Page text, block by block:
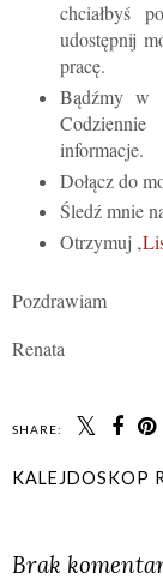
chciałbyś
udostępnij
pracę.
Bądźmy w
informacje.
Dołącz do
Śledź mnie
Otrzymuj
Pozdrawiam
Renata
SHARE:
KALEJDOSKOP
Brak